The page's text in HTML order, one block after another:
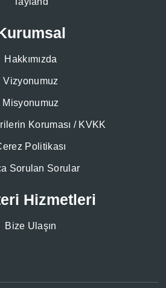
Hakkımızda
Vizyonumuz
Misyonumuz
Koruması / KVKK
Politikası
Sorulan Sorular
Hizmetleri
Bize Ulaşın